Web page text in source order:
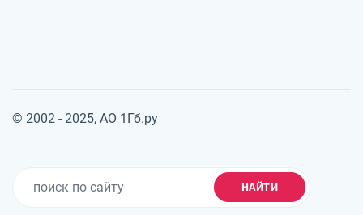
© 2002 - 2025, АО 1Гб.ру
НАЙТИ